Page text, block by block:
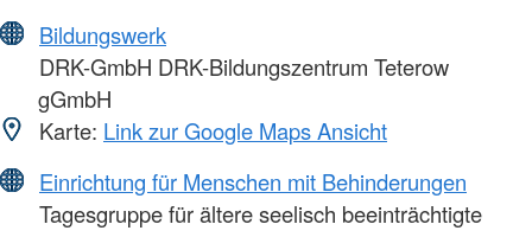
Bildungswerk
DRK-GmbH DRK-Bildungszentrum Teterow
gGmbH
Karte: Link zur Google Maps Ansicht
Einrichtung für Menschen mit Behinderungen
Tagesgruppe für ältere seelisch beeinträchtigte